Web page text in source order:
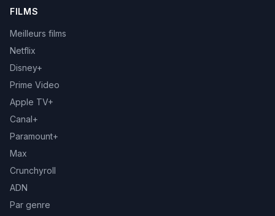
FILMS
Meilleurs films
Netflix
Disney+
Prime Video
Apple TV+
Canal+
Paramount+
Max
Crunchyroll
ADN
Par genre